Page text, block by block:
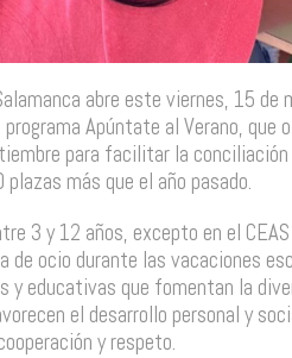
abre este viernes, 15 de
programa Apúntate al Verano,
para facilitar la
más que el año pasado.
3 y 12 años, excepto en el
de ocio durante las vacaciones
y educativas que fomentan la
el desarrollo personal y
y respeto.